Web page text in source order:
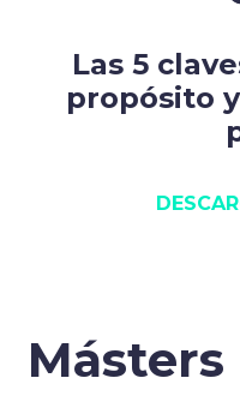
Las 5
propósito
Másters